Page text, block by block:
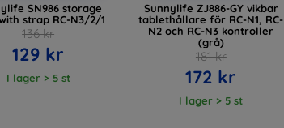
SN986 storage
strap RC-N3/2/1
136 kr
129 kr
I lager > 5 st
Sunnylife ZJ886-GY vikbar
tablethållare för RC-N1, RC-
N2 och RC-N3 kontroller
(grå)
181 kr
172 kr
I lager > 5 st